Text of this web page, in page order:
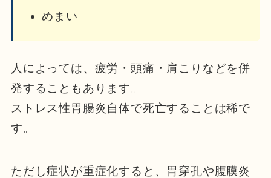
めまい
人によっては、疲労・頭痛・肩こりなどを併
発することもあります。
ストレス性胃腸炎自体で死亡することは稀で
す。
ただし症状が重症化すると、胃穿孔や腹膜炎